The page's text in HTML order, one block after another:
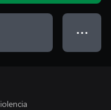
● ● ●